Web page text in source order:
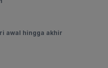
awal hingga akhir